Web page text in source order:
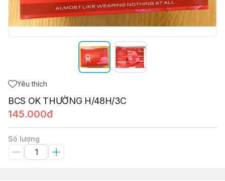
Yêu thích
BCS OK THƯỜNG H/48H/3C
145.000đ
Số lượng